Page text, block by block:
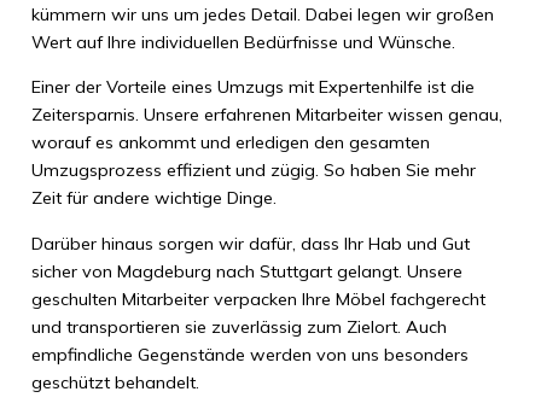
kümmern wir uns um jedes Detail. Dabei legen wir großen
Wert auf Ihre individuellen Bedürfnisse und Wünsche.
Einer der Vorteile eines Umzugs mit Expertenhilfe ist die
Zeitersparnis. Unsere erfahrenen Mitarbeiter wissen genau,
worauf es ankommt und erledigen den gesamten
Umzugsprozess effizient und zügig. So haben Sie mehr
Zeit für andere wichtige Dinge.
Darüber hinaus sorgen wir dafür, dass Ihr Hab und Gut
sicher von Magdeburg nach Stuttgart gelangt. Unsere
geschulten Mitarbeiter verpacken Ihre Möbel fachgerecht
und transportieren sie zuverlässig zum Zielort. Auch
empfindliche Gegenstände werden von uns besonders
geschützt behandelt.